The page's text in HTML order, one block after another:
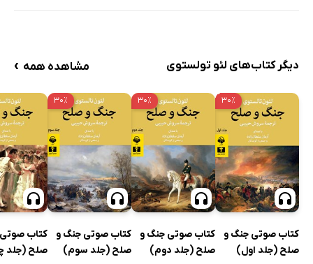
دیگر کتاب‌های لئو تولستوی مشاهده همه ›
۳۰٪
کتاب صوتی جنگ و
صلح (جلد اول)
۳۰٪
کتاب صوتی جنگ و
صلح (جلد دوم)
۳۰٪
کتاب صوتی جنگ و
صلح (جلد سوم)
کتاب
صلح (جلد